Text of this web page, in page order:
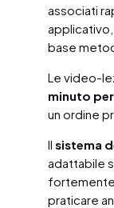
associati
base
Le video-
minuto
un ordine
Il sistema
adattabile
fortemente
praticare